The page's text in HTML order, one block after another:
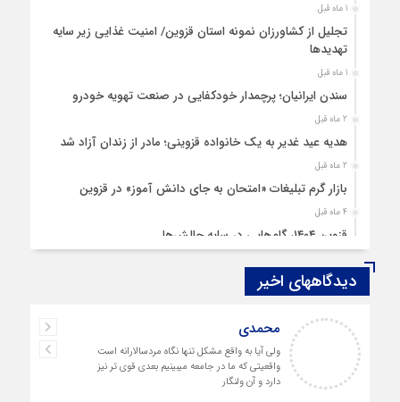
1 ماه قبل
تجلیل از کشاورزان نمونه استان قزوین/ امنیت غذایی زیر سایه
تهدیدها
1 ماه قبل
سندن ایرانیان؛ پرچمدار خودکفایی در صنعت تهویه خودرو
2 ماه قبل
هدیه عید غدیر به یک خانواده قزوینی؛ مادر از زندان آزاد شد
2 ماه قبل
بازار گرم تبلیغات «امتحان به جای دانش‌ آموز» در قزوین
4 ماه قبل
قزوین ۱۴۰۴، گام‌هایی در سایه چالش‌ها
چهارشنبه‌ سوری بی‌غوغا
مردم قزوین زیر آوار گرانی مسکن
پمپ‌ بنزین سوخته قزوین قربانی بند «اغتشاش»
دیدگاههای اخیر
اصغر
خدا لعنتشون کنه که فقط نکات منفی ما رو
نمایش میدن